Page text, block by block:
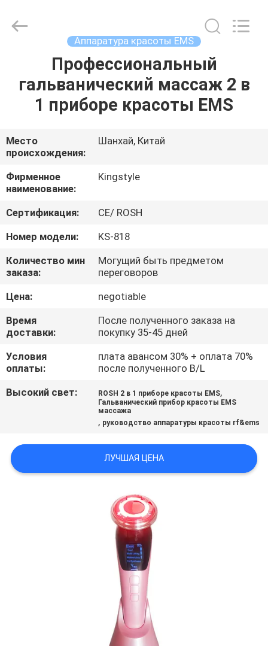
ПРОДУКТЫ
О
НАС
ПУТЕШЕСТВИЕ
ФАБРИКИ
ПРОВЕРКА
КАЧЕСТВА
СВЯЖИТЕСЬ
МЫ
СПРОСИТЕ
ЦИТАТУ
САЙТА
КОНФИДЕНЦИАЛЬНОСТИ
Аппаратура красоты EMS
Профессиональный
гальванический массаж 2 в
1 приборе красоты EMS
Место
происхождения:
Шанхай, Китай
Фирменное
наименование:
Kingstyle
Сертификация:
CE/ ROSH
Номер модели:
KS-818
Количество мин
заказа:
Могущий быть предметом
переговоров
Цена:
negotiable
Время
доставки:
После полученного заказа на
покупку 35-45 дней
Условия
оплаты:
плата авансом 30% + оплата 70%
после полученного B/L
Высокий свет:
ROSH 2 в 1 приборе красоты EMS,
Гальванический прибор красоты EMS
массажа
, руководство аппаратуры красоты rf&ems
ЛУЧШАЯ ЦЕНА